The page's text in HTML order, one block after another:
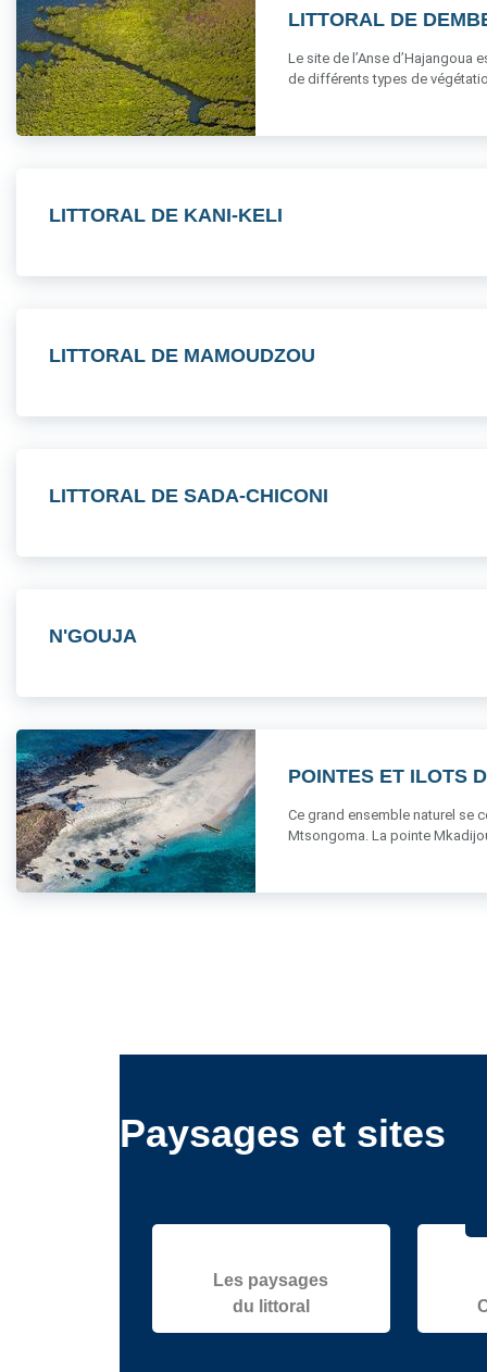
LITTORAL DE
Le site de l’Anse
de différents types de
LITTORAL DE KANI-KELI
LITTORAL DE MAMOUDZOU
LITTORAL DE SADA-CHICONI
N'GOUJA
POINTES ET ILOTS
Ce grand ensemble naturel se
Mtsongoma. La pointe
Paysages et sites
Les paysages
du littoral